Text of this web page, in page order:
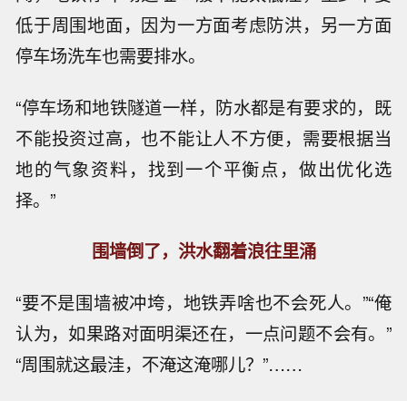
低于周围地面，因为一方面考虑防洪，另一方面
停车场洗车也需要排水。
“停车场和地铁隧道一样，防水都是有要求的，既
不能投资过高，也不能让人不方便，需要根据当
地的气象资料，找到一个平衡点，做出优化选
择。”
围墙倒了，洪水翻着浪往里涌
“要不是围墙被冲垮，地铁弄啥也不会死人。”“俺
认为，如果路对面明渠还在，一点问题不会有。”
“周围就这最洼，不淹这淹哪儿？”……